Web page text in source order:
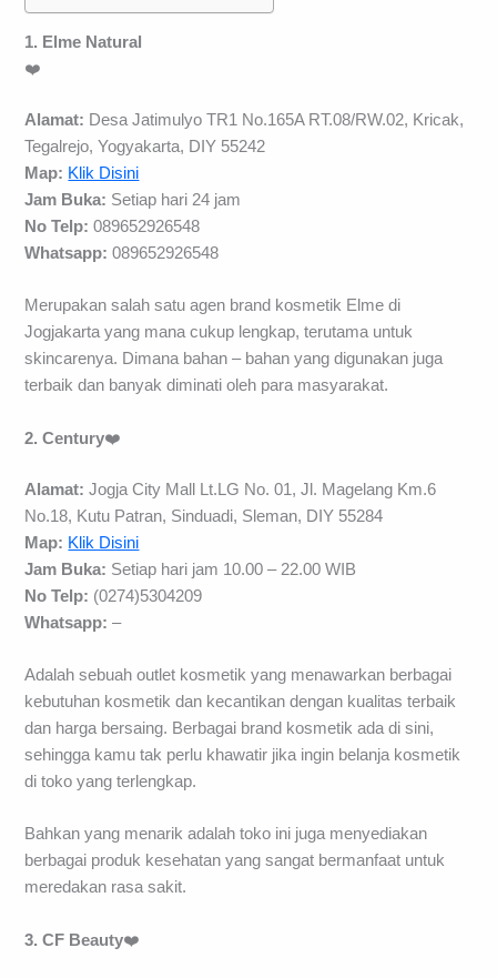
1. Elme Natural
❤️
Alamat: Desa Jatimulyo TR1 No.165A RT.08/RW.02, Kricak,
Tegalrejo, Yogyakarta, DIY 55242
Map: Klik Disini
Jam Buka: Setiap hari 24 jam
No Telp: 089652926548
Whatsapp: 089652926548
Merupakan salah satu agen brand kosmetik Elme di
Jogjakarta yang mana cukup lengkap, terutama untuk
skincarenya. Dimana bahan – bahan yang digunakan juga
terbaik dan banyak diminati oleh para masyarakat.
2. Century❤️
Alamat: Jogja City Mall Lt.LG No. 01, Jl. Magelang Km.6
No.18, Kutu Patran, Sinduadi, Sleman, DIY 55284
Map: Klik Disini
Jam Buka: Setiap hari jam 10.00 – 22.00 WIB
No Telp: (0274)5304209
Whatsapp: –
Adalah sebuah outlet kosmetik yang menawarkan berbagai
kebutuhan kosmetik dan kecantikan dengan kualitas terbaik
dan harga bersaing. Berbagai brand kosmetik ada di sini,
sehingga kamu tak perlu khawatir jika ingin belanja kosmetik
di toko yang terlengkap.
Bahkan yang menarik adalah toko ini juga menyediakan
berbagai produk kesehatan yang sangat bermanfaat untuk
meredakan rasa sakit.
3. CF Beauty❤️